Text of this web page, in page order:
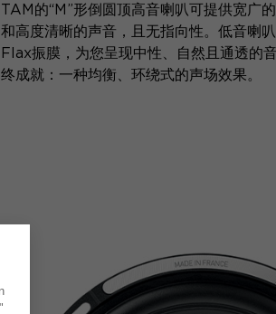
TAM的“M”形倒圆顶高音喇叭可提供宽广
和高度清晰的声音，且无指向性。低音喇
Flax振膜，为您呈现中性、自然且通透的
终成就：一种均衡、环绕式的声场效果。